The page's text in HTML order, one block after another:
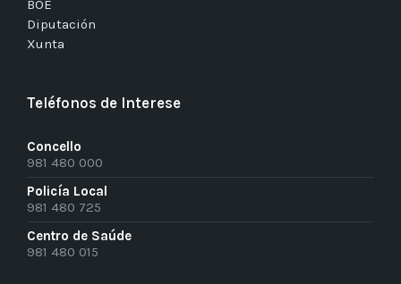
BOE
Diputación
Xunta
Teléfonos de Interese
Concello
981 480 000
Policía Local
981 480 725
Centro de Saúde
981 480 015